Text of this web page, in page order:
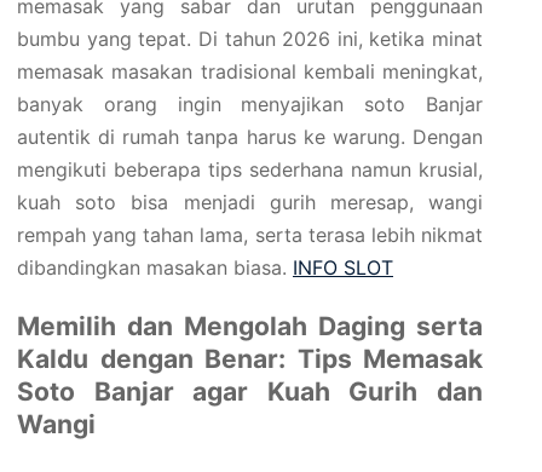
memasak yang sabar dan urutan penggunaan
bumbu yang tepat. Di tahun 2026 ini, ketika minat
memasak masakan tradisional kembali meningkat,
banyak orang ingin menyajikan soto Banjar
autentik di rumah tanpa harus ke warung. Dengan
mengikuti beberapa tips sederhana namun krusial,
kuah soto bisa menjadi gurih meresap, wangi
rempah yang tahan lama, serta terasa lebih nikmat
dibandingkan masakan biasa. INFO SLOT
Memilih dan Mengolah Daging serta
Kaldu dengan Benar: Tips Memasak
Soto Banjar agar Kuah Gurih dan
Wangi